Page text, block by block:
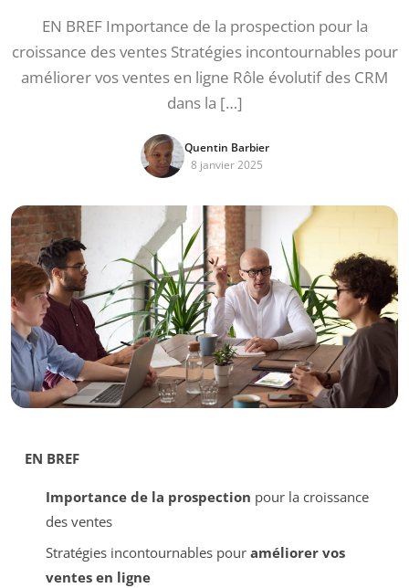
EN BREF Importance de la prospection pour la
croissance des ventes Stratégies incontournables pour
améliorer vos ventes en ligne Rôle évolutif des CRM
dans la […]
Quentin Barbier
8 janvier 2025
EN BREF
Importance de la prospection pour la croissance
des ventes
Stratégies incontournables pour améliorer vos
ventes en ligne